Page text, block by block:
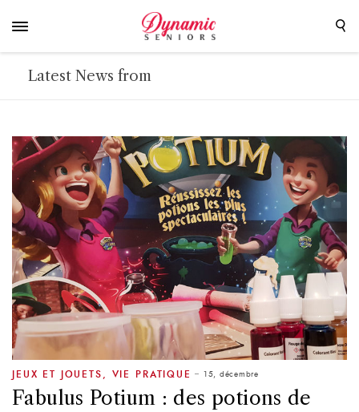
Latest News from
JEUX ET JOUETS VIE PRATIQUE 15, décembre
Fabulus Potium : des potions de